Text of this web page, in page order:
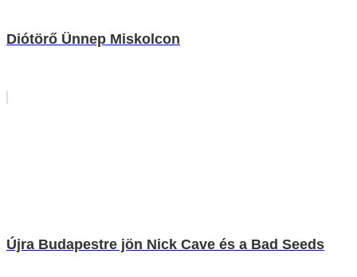
Diótörő Ünnep Miskolcon
Újra Budapestre jön Nick Cave és a Bad Seeds